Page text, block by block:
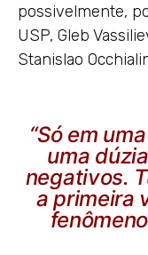
possivelmente,
USP, Gleb
Stanislao
“Só em
uma
negativos.
a primeira